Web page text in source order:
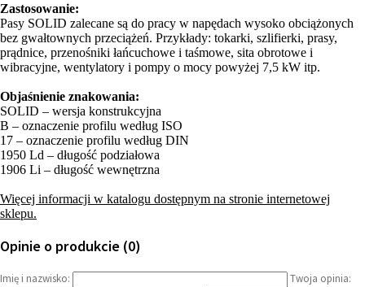
Zastosowanie:
Pasy SOLID zalecane są do pracy w napędach wysoko obciążonych
bez gwałtownych przeciążeń. Przykłady: tokarki, szlifierki, prasy,
prądnice, przenośniki łańcuchowe i taśmowe, sita obrotowe i
wibracyjne, wentylatory i pompy o mocy powyżej 7,5 kW itp.
Objaśnienie znakowania:
SOLID – wersja konstrukcyjna
B – oznaczenie profilu według ISO
17 – oznaczenie profilu według DIN
1950 Ld – długość podziałowa
1906 Li – długość wewnętrzna
Więcej informacji w katalogu dostępnym na stronie internetowej
sklepu.
Opinie o produkcie (0)
Imię i nazwisko: Twoja opinia: